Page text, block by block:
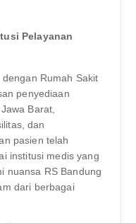
Pelayanan
Rumah Sakit
penyediaan
Barat,
dan
pasien telah
institusi medis yang
nuansa RS Bandung
dari berbagai